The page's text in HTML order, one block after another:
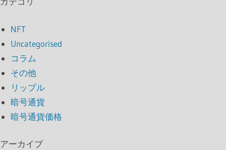
NFT
Uncategorised
コラム
その他
リップル
暗号通貨
暗号通貨価格
アーカイブ